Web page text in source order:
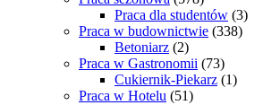
Praca dla studentów (3)
Praca w budownictwie (338)
Betoniarz (2)
Praca w Gastronomii (73)
Cukiernik-Piekarz (1)
Praca w Hotelu (51)